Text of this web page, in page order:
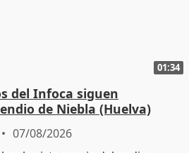
01:34
del Infoca siguen
de Niebla (Huelva)
07/08/2026